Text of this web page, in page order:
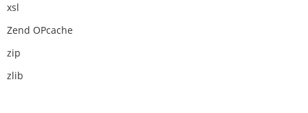
xsl
Zend OPcache
zip
zlib